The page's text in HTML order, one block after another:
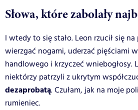
Słowa, które zabolały
I wtedy to się stało. Leon rzucił się na
wierzgać nogami, uderzać pięściami
handlowego i krzyczeć wniebogłosy.
niektórzy patrzyli z ukrytym
dezaprobatą. Czułam, jak na moje
rumieniec.